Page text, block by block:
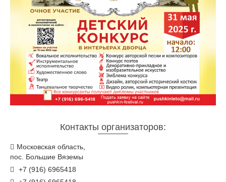
Контакты организаторов:
Московская область,
пос. Большие Вяземы
+7 (916) 6965418